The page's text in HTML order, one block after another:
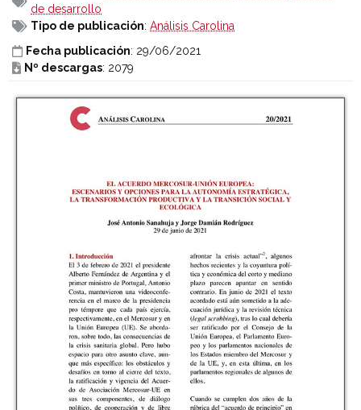
de desarrollo
Tipo de publicación: Análisis Carolina
Fecha publicación: 29/06/2021
Nº descargas: 2079